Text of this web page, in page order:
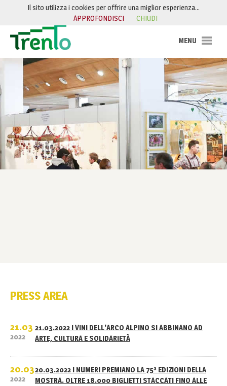
Salta al contenuto
PRESS AREA
21.03
2022
21.03.2022 I VINI DELL'ARCO ALPINO SI ABBINANO AD
ARTE, CULTURA E SOLIDARIETÀ
20.03
2022
20.03.2022 I NUMERI PREMIANO LA 75ª EDIZIONI DELLA
MOSTRA. OLTRE 18.000 BIGLIETTI STACCATI FINO ALLE
Il sito utilizza i cookies per offrire una miglior esperienza…
APPROFONDISCI
CHIUDI